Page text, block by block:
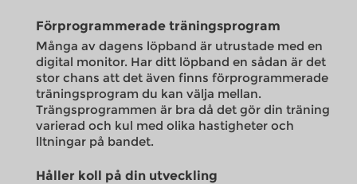
Förprogrammerade träningsprogram
Många av dagens löpband är utrustade med en
digital monitor. Har ditt löpband en sådan är det
stor chans att det även finns förprogrammerade
träningsprogram du kan välja mellan.
Trängsprogrammen är bra då det gör din träning
varierad och kul med olika hastigheter och
lltningar på bandet.
Håller koll på din utveckling